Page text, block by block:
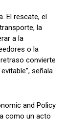
El rescate, el
la
a la
o la
convierte
señala
and Policy
como un acto